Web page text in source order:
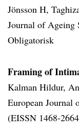
Jönsson H,
Journal of Ageing
Obligatorisk
Framing of
Kalman Hildur,
European Journal
(EISSN 1468-